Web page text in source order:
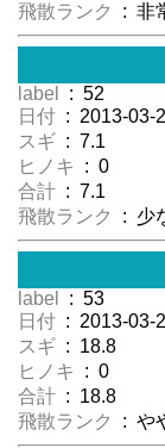
飛散ランク
: 非
label
: 52
日付 : 2013-03-
スギ : 7.1
ヒノキ
: 0
合計 : 7.1
飛散ランク
: 少
label
: 53
日付 : 2013-03-
スギ : 18.8
ヒノキ
: 0
合計 : 18.8
飛散ランク
: や